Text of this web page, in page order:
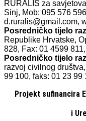
RURALIS za
Sinj, Mob: 095 576
d.ruralis@gmail.com,
Posredničko tijelo
Republike Hrvatske,
828, Fax: 01 4599
Posredničko tijelo
razvoj civilnog
99 100, faks: 01 23 99
Projekt sufinancira
i